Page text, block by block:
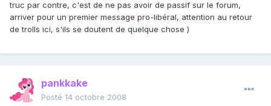
truc par contre, c'est de ne pas avoir de passif sur le forum,
arriver pour un premier message pro-libéral, attention au retour
de trolls ici, s'ils se doutent de quelque chose )
pankkake
Posté 14 octobre 2008